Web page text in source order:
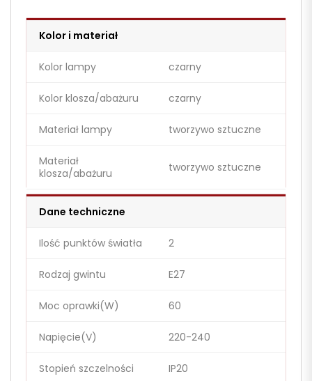
Kolor i materiał
Kolor lampy czarny
Kolor klosza/abażuru czarny
Materiał lampy tworzywo sztuczne
Materiał
klosza/abażuru
tworzywo sztuczne
Dane techniczne
Ilość punktów światła 2
Rodzaj gwintu E27
Moc oprawki(W) 60
Napięcie(V) 220-240
Stopień szczelności IP20